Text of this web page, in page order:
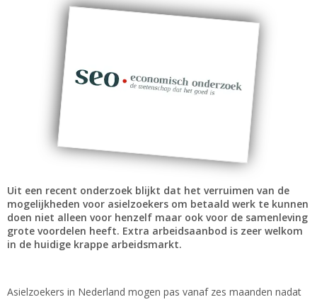
Uit een recent onderzoek blijkt dat het verruimen van de
mogelijkheden voor asielzoekers om betaald werk te kunnen
doen niet alleen voor henzelf maar ook voor de samenleving
grote voordelen heeft. Extra arbeidsaanbod is zeer welkom
in de huidige krappe arbeidsmarkt.
Asielzoekers in Nederland mogen pas vanaf zes maanden nadat